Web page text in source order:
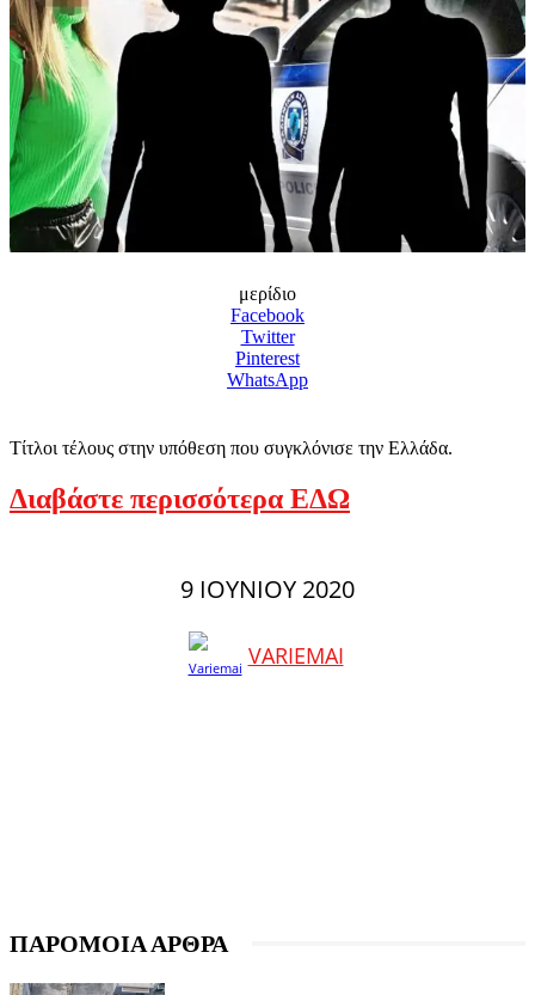
μερίδιο
Facebook
Twitter
Pinterest
WhatsApp
Τίτλοι τέλους στην υπόθεση που συγκλόνισε την Ελλάδα.
Διαβάστε περισσότερα ΕΔΩ
9 ΙΟΥΝΊΟΥ 2020
VARIEMAI
ΠΑΡΟΜΟΙΑ ΑΡΘΡΑ